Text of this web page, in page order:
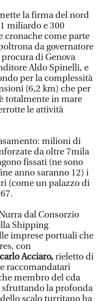
la firma del nord
miliardo e 300
cronache come parte
da governatore
di Genova
Aldo Spinelli, e
per la complessità
(6,2 km) che per
totalmente in mare
le attività
milioni di
da oltre 7mila
fissati (ne sono
anno saranno 12) i
(come un palazzo di
dal Consorzio
Shipping
imprese portuali che
con
Acciaro,rieletto di
raccomandatari
membro del cda
la profonda
scalo turritano ha